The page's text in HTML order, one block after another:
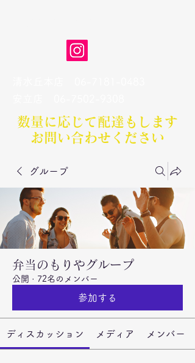
数量に応じて配達もします​
お問い合わせください
グループ
弁当のもりやグループ
公開 · 72名のメンバー
参加する
ディスカッション メディア メンバー